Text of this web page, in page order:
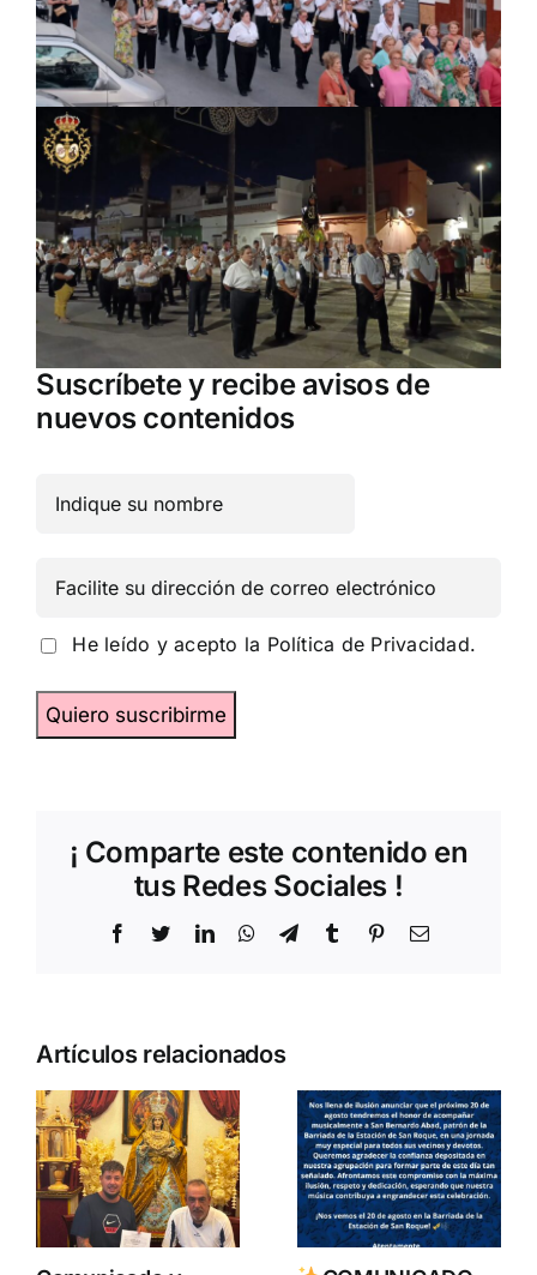
Suscríbete y recibe avisos de
nuevos contenidos
He leído y acepto la Política de Privacidad.
¡ Comparte este contenido en
tus Redes Sociales !
Facebook
TwitterLinkedInWhatsApp
TelegramTumblrPinterestCorreo
Artículos relacionados